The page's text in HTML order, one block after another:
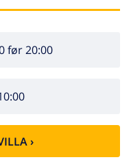
før 20:00
›